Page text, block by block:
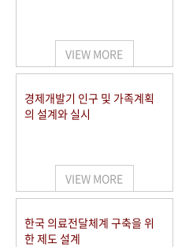
VIEW MORE
경제개발기 인구 및 가족계획
의 설계와 실시
VIEW MORE
한국 의료전달체계 구축을 위
한 제도 설계